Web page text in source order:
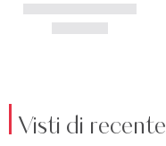
Visti di recente